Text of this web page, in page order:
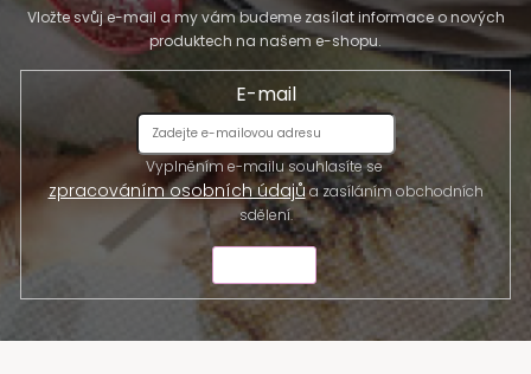
Vložte svůj e-mail a my vám budeme zasílat informace o nových
produktech na našem e-shopu.
E-mail
Vyplněním e-mailu souhlasíte se
zpracováním osobních údajůa zasíláním obchodních
sdělení.